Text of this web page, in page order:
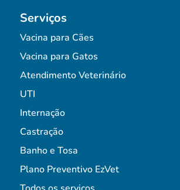
Serviços
Vacina para Cães
Vacina para Gatos
Atendimento Veterinário
UTI
Internação
Castração
Banho e Tosa
Plano Preventivo EzVet